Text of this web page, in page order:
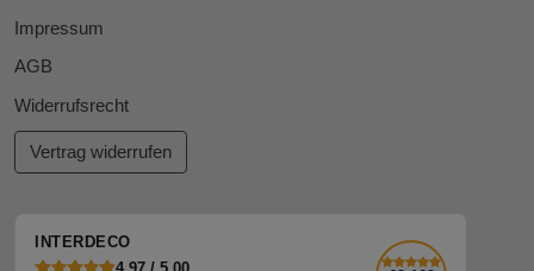
Impressum
AGB
Widerrufsrecht
Vertrag widerrufen
INTERDECO